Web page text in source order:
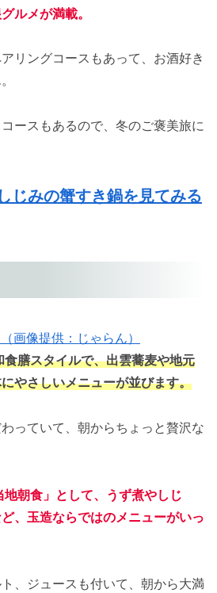
ルメが満載。
リングコースもあって、お酒好き
ースもあるので、冬のご褒美旅に
じみの蟹すき鍋を見てみる
画像提供：じゃらん）
食膳スタイルで、出雲蕎麦や地元
やさしいメニューが並びます。
っていて、朝からちょっと贅沢な
朝食」として、うず煮やしじ
、玉造ならではのメニューがいっ
、ジュースも付いて、朝から大満